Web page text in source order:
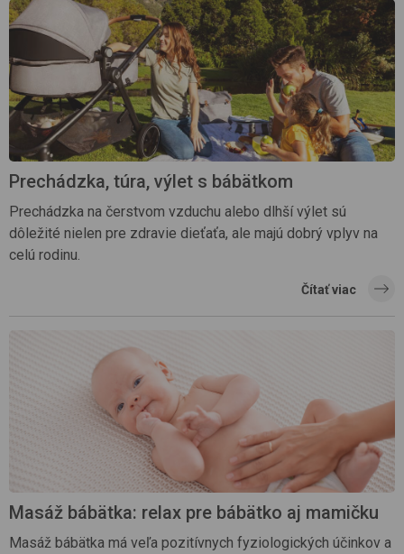
Prechádzka, túra, výlet s bábätkom
Prechádzka na čerstvom vzduchu alebo dlhší výlet sú
dôležité nielen pre zdravie dieťaťa, ale majú dobrý vplyv na
celú rodinu.
Čítať viac
Masáž bábätka: relax pre bábätko aj mamičku
Masáž bábätka má veľa pozitívnych fyziologických účinkov a